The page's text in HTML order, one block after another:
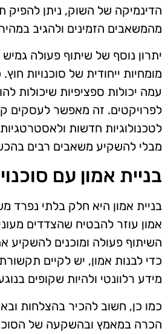
הדינמיקה של השוק, ניתן להפיק
מהמשאבים הזמינים ולהגיב
יתרון נוסף של שיתוף פעולה
מומחיות ייחודית של סוכנויות
עמה יכולות ספציפיות שיכולות
לפרויקטים. זה מאפשר לעסקים
לטכנולוגיות חדשות
מבלי להשקיע משאבים רבים
בניית אמון עם
בניית אמון היא חלק בלתי נפרד
אמון עוזר להבטיח שהצדדים
השיתוף פעולה ומוכנים
כדי לבנות אמון, יש לקיים
מידע רלוונטי ולהיות שקופים
כמו כן, חשוב להכיר בהצלחות
הכרה במאמץ ובהשקעה של